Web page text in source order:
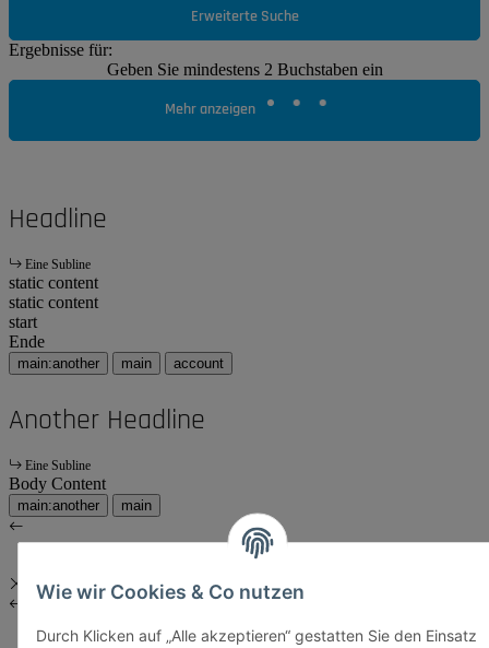
Wie wir Cookies & Co nutzen
Durch Klicken auf „Alle akzeptieren“ gestatten Sie den Einsatz
Erweiterte Suche
Ergebnisse für:
Geben Sie mindestens 2 Buchstaben ein
Mehr anzeigen
Headline
Eine Subline
static content
static content
start
Ende
main:another main account
Another Headline
Eine Subline
Body Content
main:another main